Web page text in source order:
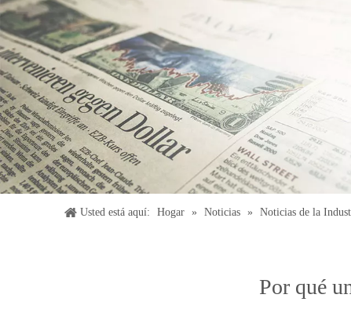
Usted está aquí: Hogar » Noticias » Noticias de la
Por qué